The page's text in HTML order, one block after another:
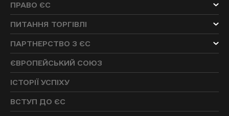
ПРАВО ЄС
ПИТАННЯ ТОРГІВЛІ
ПАРТНЕРСТВО З ЄС
ЄВРОПЕЙСЬКИЙ СОЮЗ
ІСТОРІЇ УСПІХУ
ВСТУП ДО ЄС